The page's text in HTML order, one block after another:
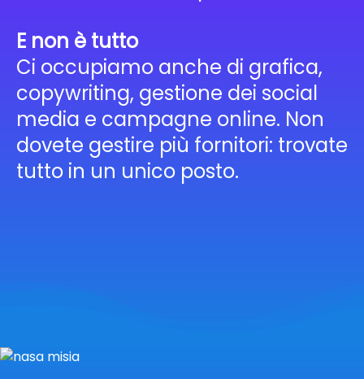
E non è tutto
Ci occupiamo anche di grafica,
copywriting, gestione dei social
media e campagne online. Non
dovete gestire più fornitori: trovate
tutto in un unico posto.